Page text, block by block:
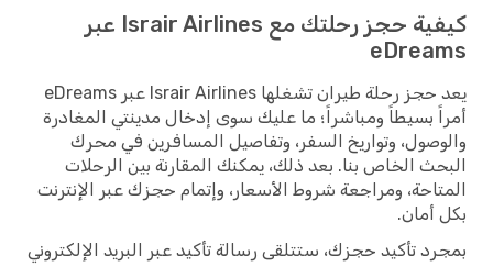
كيفية حجز رحلتك مع Israir Airlines عبر
eDreams
يعد حجز رحلة طيران تشغلها Israir Airlines عبر eDreams
أمراً بسيطاً ومباشراً؛ ما عليك سوى إدخال مدينتي المغادرة
والوصول، وتواريخ السفر، وتفاصيل المسافرين في محرك
البحث الخاص بنا. بعد ذلك، يمكنك المقارنة بين الرحلات
المتاحة، ومراجعة شروط الأسعار، وإتمام حجزك عبر الإنترنت
بكل أمان.
بمجرد تأكيد حجزك، ستتلقى رسالة تأكيد عبر البريد الإلكتروني